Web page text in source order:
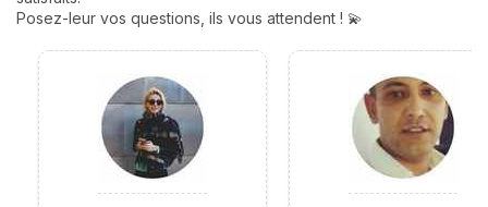
Posez-leur vos questions, ils vous attendent ! 💫